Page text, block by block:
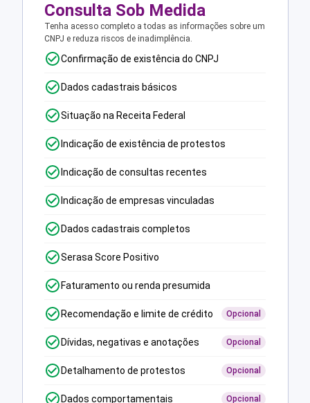
Consulta Sob Medida
Tenha acesso completo a todas as informações sobre um
CNPJ e reduza riscos de inadimplência.
Confirmação de existência do CNPJ
Dados cadastrais básicos
Situação na Receita Federal
Indicação de existência de protestos
Indicação de consultas recentes
Indicação de empresas vinculadas
Dados cadastrais completos
Serasa Score Positivo
Faturamento ou renda presumida
Recomendação e limite de crédito Opcional
Dívidas, negativas e anotações Opcional
Detalhamento de protestos Opcional
Dados comportamentais Opcional